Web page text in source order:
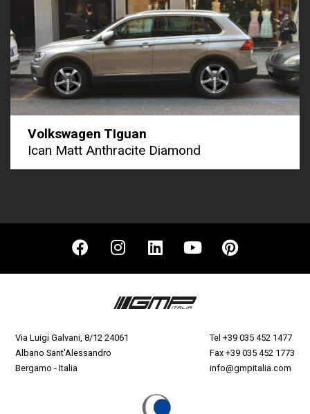
Volkswagen TIguan
Ican Matt Anthracite Diamond
Via Luigi Galvani, 8/12 24061
Albano Sant'Alessandro
Bergamo - Italia
Tel +39 035 452 1477
Fax +39 035 452 1773
info@gmpitalia.com